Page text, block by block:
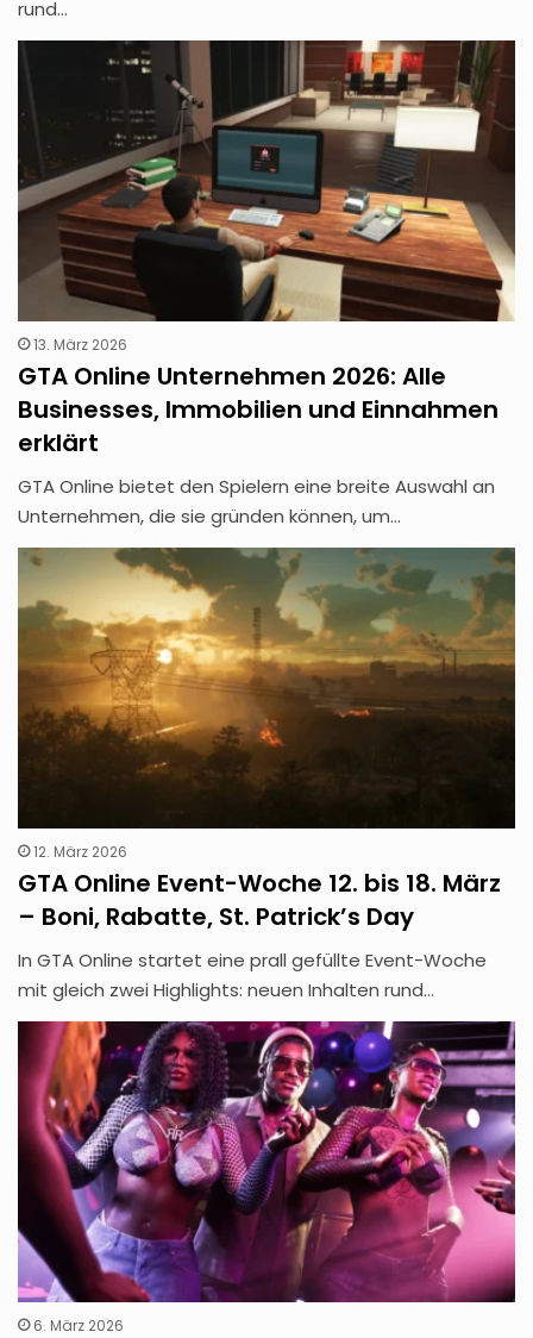
rund…
13. März 2026
GTA Online Unternehmen 2026: Alle
Businesses, Immobilien und Einnahmen
erklärt
GTA Online bietet den Spielern eine breite Auswahl an
Unternehmen, die sie gründen können, um…
12. März 2026
GTA Online Event-Woche 12. bis 18. März
– Boni, Rabatte, St. Patrick’s Day
In GTA Online startet eine prall gefüllte Event-Woche
mit gleich zwei Highlights: neuen Inhalten rund…
6. März 2026